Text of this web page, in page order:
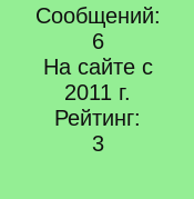
Сообщений:
6
На сайте с
2011 г.
Рейтинг:
3